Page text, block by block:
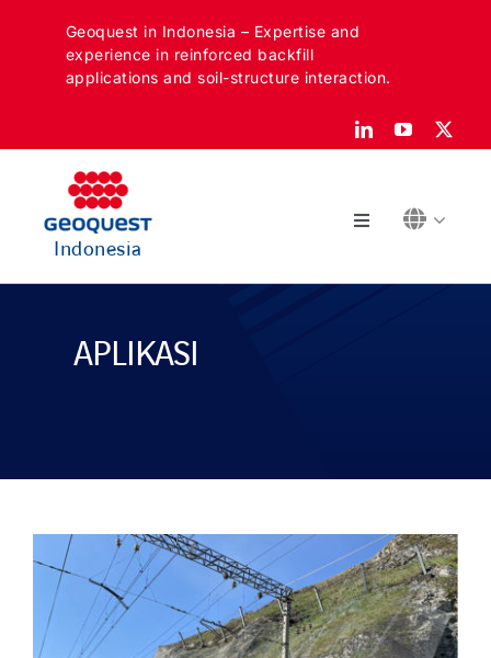
Geoquest in Indonesia – Expertise and
experience in reinforced backfill
applications and soil-structure interaction.
Indonesia
Toggle
Sektor kami
Studi kasus
Bergabunglah dengan kami
APLIKASI